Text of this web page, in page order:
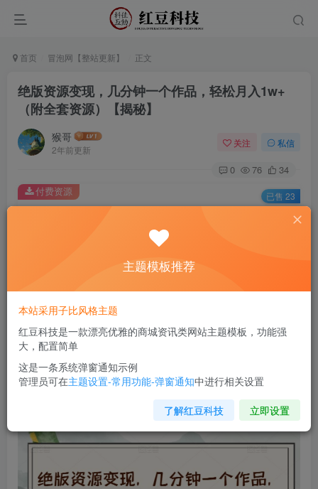
首页 冒泡网【整站更新】 正文
绝版资源变现，几分钟一个作品，轻松月入1w+
（附全套资源）【揭秘】
猴哥
2年前更新
关注 私信
0 76 34
此内容为付费资源，请付费后查看
￥9.9
您当前未登录！建议登陆后购买，可保存购买订单
付费资源 已售 23
绝版资源变现，几分钟一个作品，轻松月入1w+（附全套资
主题模板推荐
本站采用子比风格主题
红豆科技是一款漂亮优雅的商城资讯类网站主题模板，功能强
大，配置简单
这是一条系统弹窗通知示例
管理员可在主题设置-常用功能-弹窗通知中进行相关设置
了解红豆科技 立即设置